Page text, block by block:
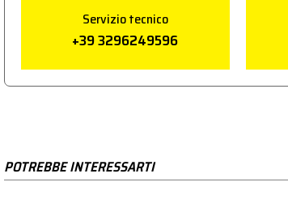
Servizio tecnico
+39 3296249596
POTREBBE INTERESSARTI